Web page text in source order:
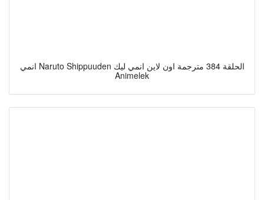
انمي Naruto Shippuuden الحلقة 384 مترجمة اون لاين انمي ليك
Animelek